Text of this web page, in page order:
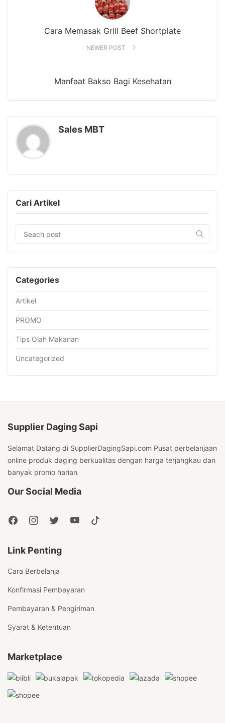
Cara Memasak Grill Beef Shortplate
NEWER POST
Manfaat Bakso Bagi Kesehatan
Sales MBT
Cari Artikel
Categories
Artikel
PROMO
Tips Olah Makanan
Uncategorized
Supplier Daging Sapi
Selamat Datang di SupplierDagingSapi.com Pusat perbelanjaan
online produk daging berkualitas dengan harga terjangkau dan
banyak promo harian
Our Social Media
Link Penting
Cara Berbelanja
Konfirmasi Pembayaran
Pembayaran & Pengiriman
Syarat & Ketentuan
Marketplace